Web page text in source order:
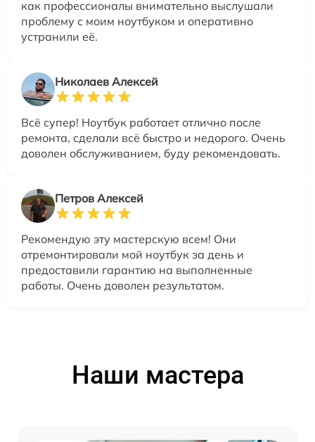
как профессионалы внимательно выслушали
проблему с моим ноутбуком и оперативно
устранили её.
Николаев Алексей
Всё супер! Ноутбук работает отлично после
ремонта, сделали всё быстро и недорого. Очень
доволен обслуживанием, буду рекомендовать.
Петров Алексей
Рекомендую эту мастерскую всем! Они
отремонтировали мой ноутбук за день и
предоставили гарантию на выполненные
работы. Очень доволен результатом.
Наши мастера